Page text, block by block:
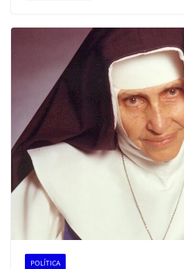
POLÍTICA